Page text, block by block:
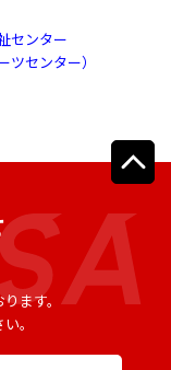
センター
センター）
ます。
。